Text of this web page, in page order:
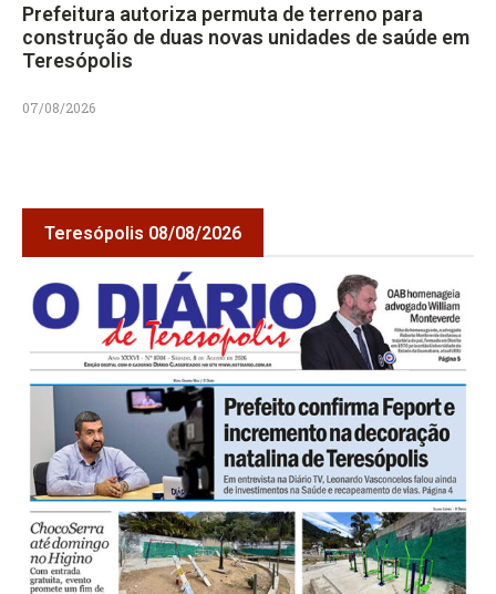
Prefeitura autoriza permuta de terreno para
construção de duas novas unidades de saúde em
Teresópolis
07/08/2026
Teresópolis 08/08/2026